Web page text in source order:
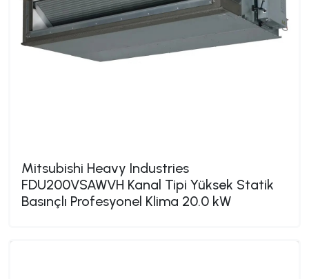
Mitsubishi Heavy Industries
FDU200VSAWVH Kanal Tipi Yüksek Statik
Basınçlı Profesyonel Klima 20.0 kW